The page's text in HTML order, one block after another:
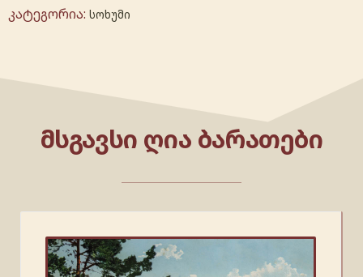
კატეგორია: სოხუმი
ᲛᲡᲒᲐᲕᲡᲘ ᲦᲘᲐ ᲑᲐᲠᲐᲗᲔᲑᲘ